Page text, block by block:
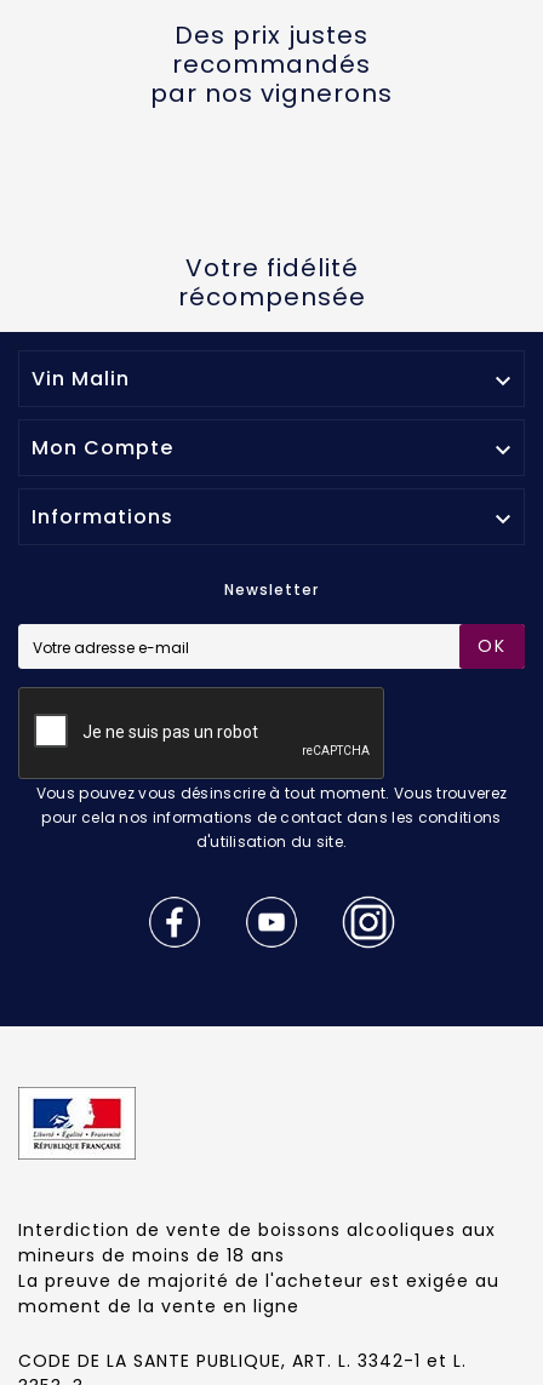
Des prix justes
recommandés
par nos vignerons
Votre fidélité
récompensée
Vin Malin 
Mon Compte 
Informations 
Newsletter
OK
Vous pouvez vous désinscrire à tout moment. Vous trouverez
pour cela nos informations de contact dans les conditions
d'utilisation du site.
Interdiction de vente de boissons alcooliques aux
mineurs de moins de 18 ans
La preuve de majorité de l'acheteur est exigée au
moment de la vente en ligne
CODE DE LA SANTE PUBLIQUE, ART. L. 3342-1 et L.